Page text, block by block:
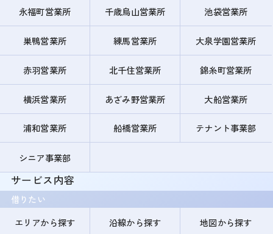
永福町営業所 千歳烏山営業所 池袋営業所
巣鴨営業所 練馬営業所 大泉学園営業所
赤羽営業所 北千住営業所 錦糸町営業所
横浜営業所 あざみ野営業所 大船営業所
浦和営業所 船橋営業所 テナント事業部
シニア事業部
サービス内容
借りたい
エリアから探す
沿線から探す 地図から探す